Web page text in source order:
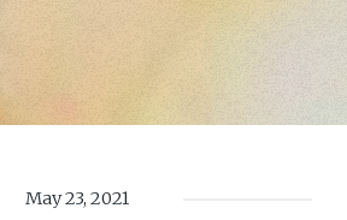
May 23, 2021